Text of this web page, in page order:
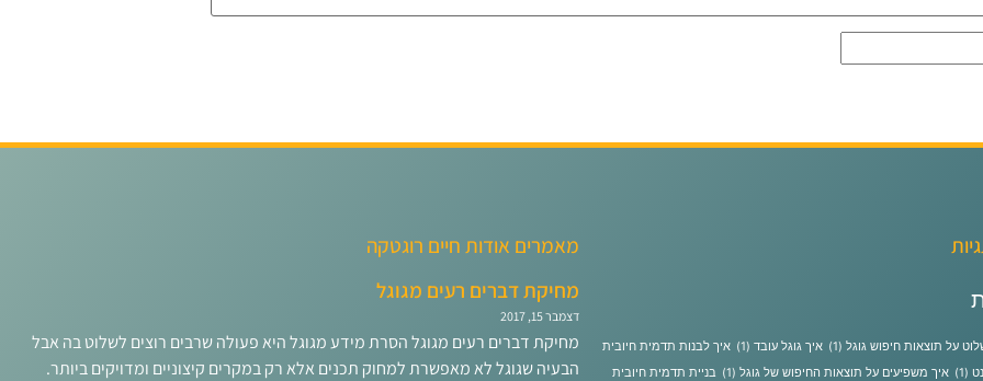
על תוצאות חיפוש גוגל (1) איך גוגל עובד (1)
איך לבנות תדמית חיובית
(1) איך משפיעים על תוצאות החיפוש של גוגל (1)
בניית תדמית חיובית
מאמרים אודות חיים רוגטקה
מחיקת דברים רעים מגוגל
דצמבר 15, 2017
מחיקת דברים רעים מגוגל הסרת מידע מגוגל היא פעולה שרבים רוצים לשלוט בה אבל
הבעיה שגוגל לא מאפשרת למחוק תכנים אלא רק במקרים קיצוניים ומדויקים ביותר.